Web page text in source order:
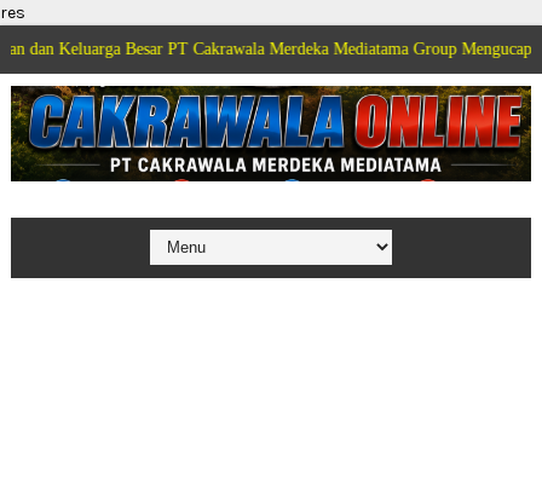
res
Besar PT Cakrawala Merdeka Mediatama Group Mengucapkan